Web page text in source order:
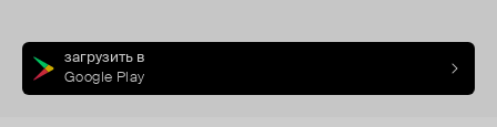
загрузить в
Google Play